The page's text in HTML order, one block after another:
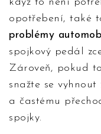
když to není
opotřebení, také
problémy
spojkový pedál
Zároveň, pokud
snažte se
a častému
spojky.